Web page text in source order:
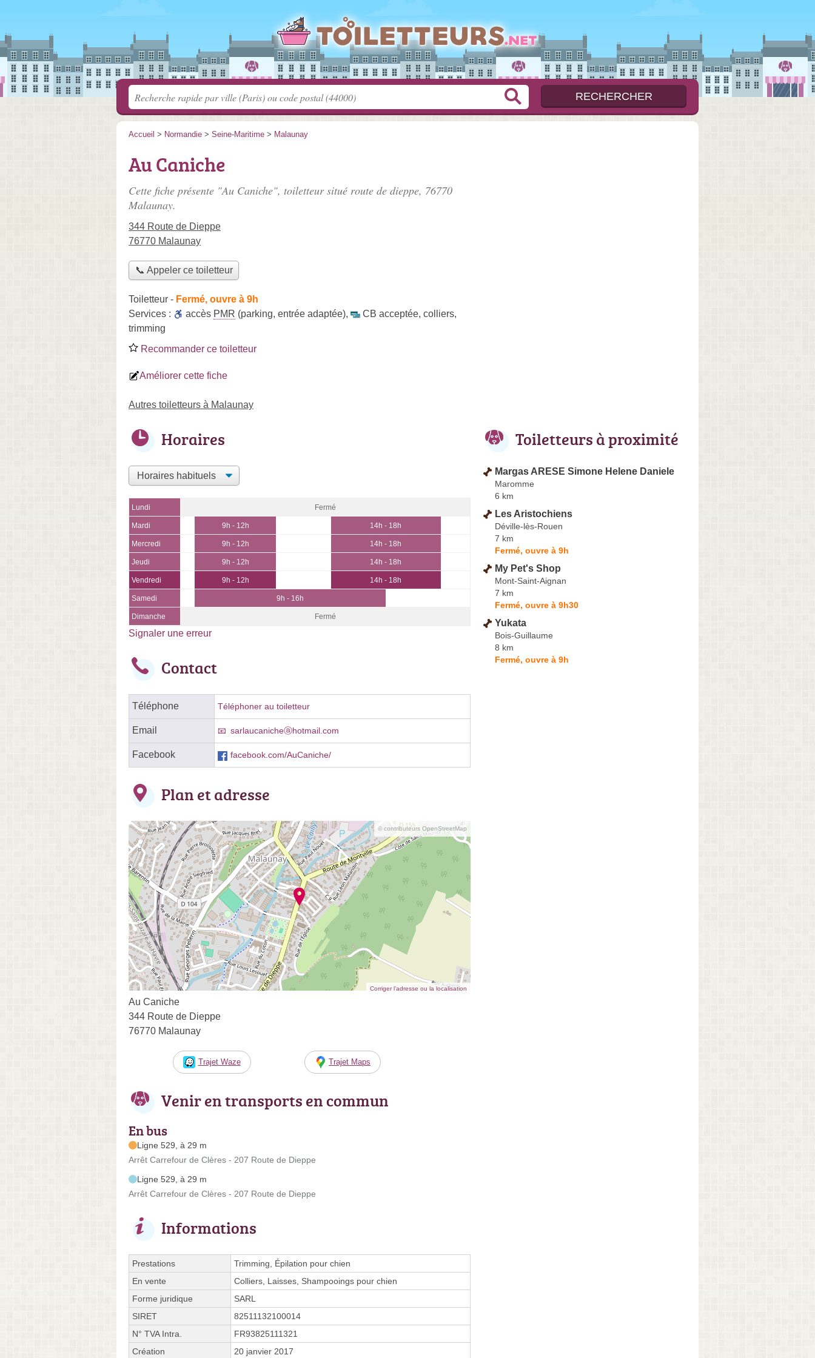
Accueil > Normandie > Seine-Maritime > Malaunay
Au Caniche
Cette fiche présente "Au Caniche", toiletteur situé route de dieppe, 76770
Malaunay.
344 Route de Dieppe
76770 Malaunay
📞 Appeler ce toiletteur
Toiletteur - Fermé, ouvre à 9h
Services :
accès PMR (parking, entrée adaptée), CB acceptée, colliers,
trimming
Recommander ce toiletteur
Améliorer cette fiche
Autres toiletteurs à Malaunay
Horaires
Lundi Fermé
Mardi 9h - 12h 14h - 18h
Mercredi 9h - 12h 14h - 18h
Jeudi 9h - 12h 14h - 18h
Vendredi 9h - 12h 14h - 18h
Samedi 9h - 16h
Dimanche Fermé
Signaler une erreur
Contact
Téléphone Téléphoner au toiletteur
Email sarlaucanicheⓐhotmail.com
Facebook facebook.com/AuCaniche/
Plan et adresse
© contributeurs OpenStreetMap
Corriger l’adresse ou la localisation
Au Caniche
344 Route de Dieppe
76770 Malaunay
Trajet Waze Trajet Maps
Venir en transports en commun
En bus
Ligne 529, à 29 m
Arrêt Carrefour de Clères - 207 Route de Dieppe
Ligne 529, à 29 m
Arrêt Carrefour de Clères - 207 Route de Dieppe
Informations
Prestations
Trimming, Épilation pour chien
En vente
Colliers, Laisses, Shampooings pour chien
Forme juridique
SARL
SIRET
82511132100014
N° TVA Intra.
FR93825111321
Création
20 janvier 2017
Toiletteurs à proximité
Margas ARESE Simone Helene Daniele
Maromme
6 km
Les Aristochiens
Déville-lès-Rouen
7 km
Fermé, ouvre à 9h
My Pet's Shop
Mont-Saint-Aignan
7 km
Fermé, ouvre à 9h30
Yukata
Bois-Guillaume
8 km
Fermé, ouvre à 9h